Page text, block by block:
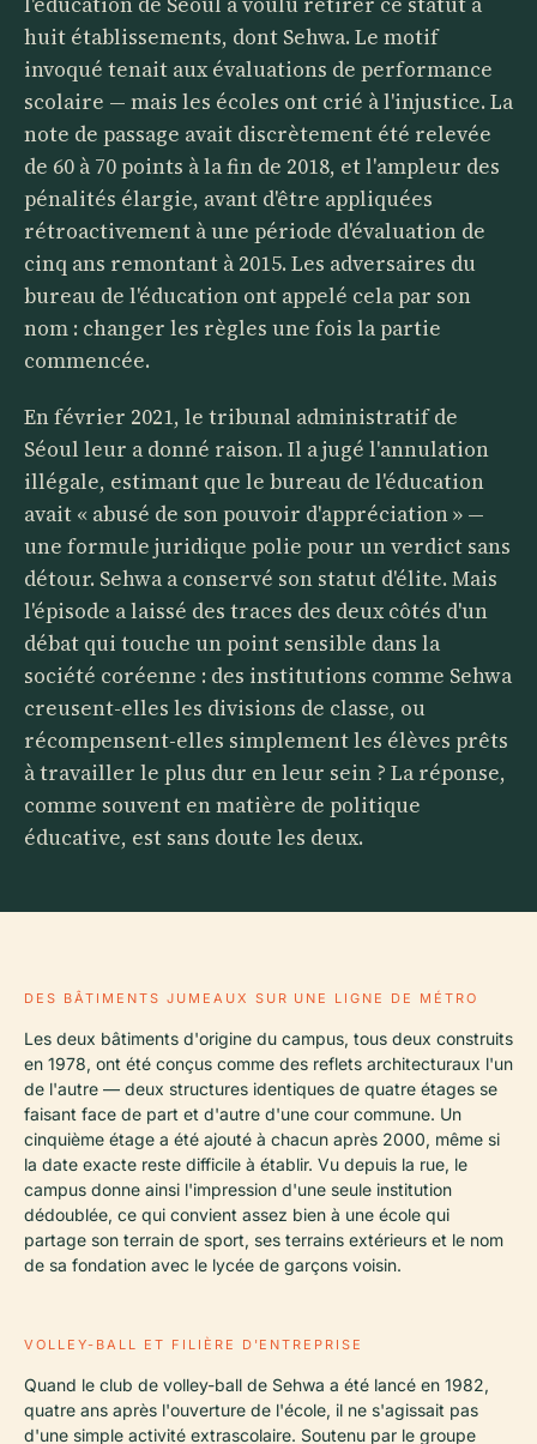
huit établissements, dont Sehwa. Le motif
invoqué tenait aux évaluations de performance
scolaire — mais les écoles ont crié à l'injustice. La
note de passage avait discrètement été relevée
de 60 à 70 points à la fin de 2018, et l'ampleur des
pénalités élargie, avant d'être appliquées
rétroactivement à une période d'évaluation de
cinq ans remontant à 2015. Les adversaires du
bureau de l'éducation ont appelé cela par son
nom : changer les règles une fois la partie
commencée.
En février 2021, le tribunal administratif de
Séoul leur a donné raison. Il a jugé l'annulation
illégale, estimant que le bureau de l'éducation
avait « abusé de son pouvoir d'appréciation » —
une formule juridique polie pour un verdict sans
détour. Sehwa a conservé son statut d'élite. Mais
l'épisode a laissé des traces des deux côtés d'un
débat qui touche un point sensible dans la
société coréenne : des institutions comme Sehwa
creusent-elles les divisions de classe, ou
récompensent-elles simplement les élèves prêts
à travailler le plus dur en leur sein ? La réponse,
comme souvent en matière de politique
éducative, est sans doute les deux.
DES BÂTIMENTS JUMEAUX SUR UNE LIGNE DE MÉTRO
Les deux bâtiments d'origine du campus, tous deux construits
en 1978, ont été conçus comme des reflets architecturaux l'un
de l'autre — deux structures identiques de quatre étages se
faisant face de part et d'autre d'une cour commune. Un
cinquième étage a été ajouté à chacun après 2000, même si
la date exacte reste difficile à établir. Vu depuis la rue, le
campus donne ainsi l'impression d'une seule institution
dédoublée, ce qui convient assez bien à une école qui
partage son terrain de sport, ses terrains extérieurs et le nom
de sa fondation avec le lycée de garçons voisin.
VOLLEY-BALL ET FILIÈRE D'ENTREPRISE
Quand le club de volley-ball de Sehwa a été lancé en 1982,
quatre ans après l'ouverture de l'école, il ne s'agissait pas
d'une simple activité extrascolaire. Soutenu par le groupe